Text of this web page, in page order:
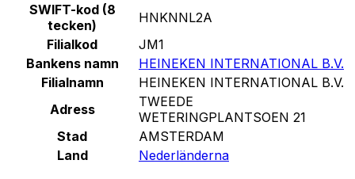
SWIFT-kod (8
tecken)
HNKNNL2A
Filialkod
JM1
Bankens namn
HEINEKEN INTERNATIONAL B.V.
Filialnamn
HEINEKEN INTERNATIONAL B.V.
Adress
TWEEDE
WETERINGPLANTSOEN 21
Stad
AMSTERDAM
Land
Nederländerna